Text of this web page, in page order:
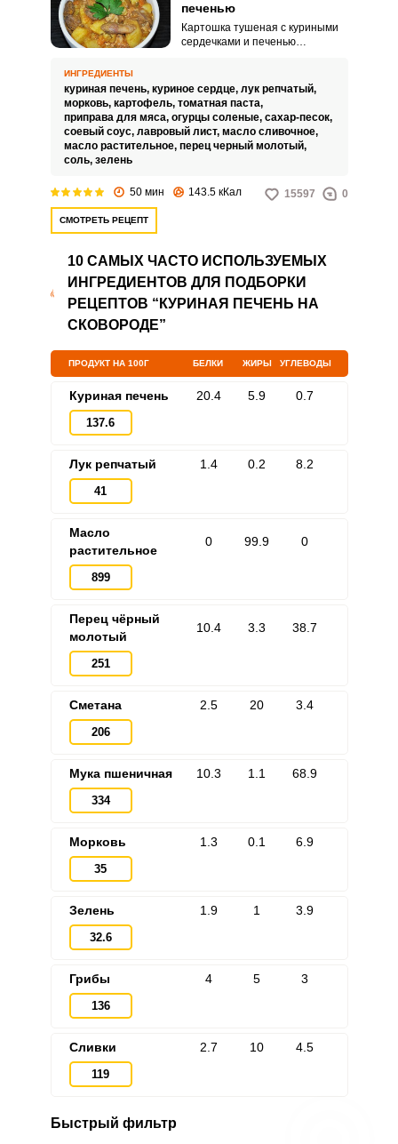
печенью
Картошка тушеная с куриными
сердечками и печенью
куриные сердечки и печень, а
кто-то относится к этим
продуктам настороженно.
ИНГРЕДИЕНТЫ
куриная печень, куриное сердце, лук репчатый,
морковь, картофель, томатная паста,
приправа для мяса, огурцы соленые, сахар-песок,
соевый соус, лавровый лист, масло сливочное,
масло растительное, перец черный молотый,
соль, зелень
50 мин 143.5 кКал 15597 0
СМОТРЕТЬ РЕЦЕПТ
10 САМЫХ ЧАСТО ИСПОЛЬЗУЕМЫХ
ИНГРЕДИЕНТОВ ДЛЯ ПОДБОРКИ
РЕЦЕПТОВ “КУРИНАЯ ПЕЧЕНЬ НА
СКОВОРОДЕ”
ПРОДУКТ НА 100Г БЕЛКИ ЖИРЫ УГЛЕВОДЫ
Куриная печень
137.6
20.4 5.9 0.7
Лук репчатый
41
1.4 0.2 8.2
Масло
растительное
899
0 99.9 0
Перец чёрный
молотый
251
10.4 3.3 38.7
Сметана
206
2.5 20 3.4
Мука пшеничная
334
10.3 1.1 68.9
Морковь
35
1.3 0.1 6.9
Зелень
32.6
1.9 1 3.9
Грибы
136
4 5 3
Сливки
119
2.7 10 4.5
Быстрый фильтр